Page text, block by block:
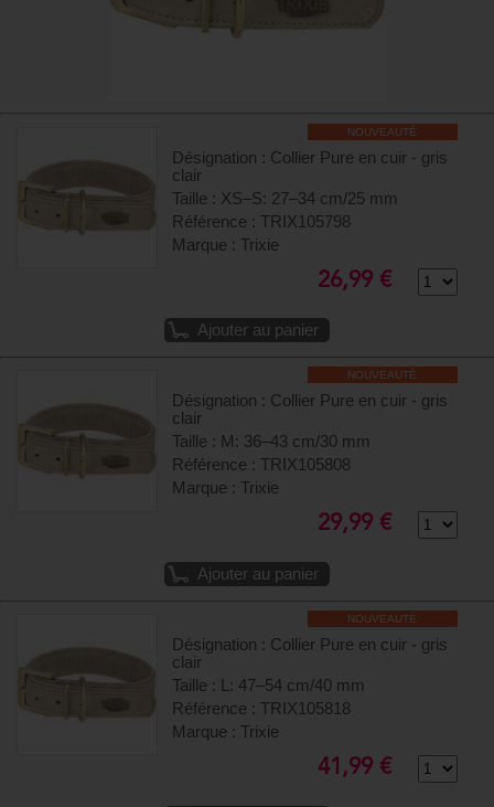
NOUVEAUTÉ
Désignation : Collier Pure en cuir - gris
clair
Taille : XS–S: 27–34 cm/25 mm
Référence : TRIX105798
Marque : Trixie
26,99 €
Ajouter au panier
NOUVEAUTÉ
Désignation : Collier Pure en cuir - gris
clair
Taille : M: 36–43 cm/30 mm
Référence : TRIX105808
Marque : Trixie
29,99 €
Ajouter au panier
NOUVEAUTÉ
Désignation : Collier Pure en cuir - gris
clair
Taille : L: 47–54 cm/40 mm
Référence : TRIX105818
Marque : Trixie
41,99 €